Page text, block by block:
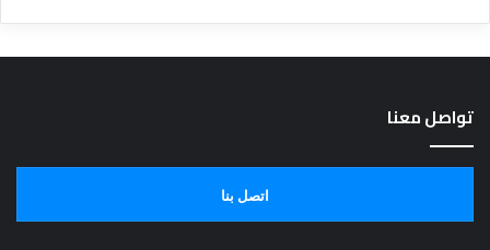
تواصل معنا
اتصل بنا